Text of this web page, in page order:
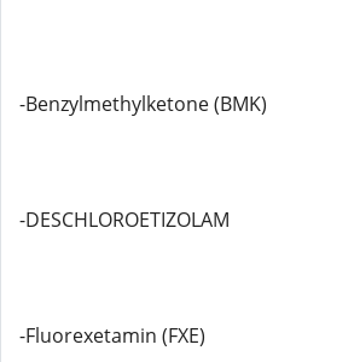
-Benzylmethylketone (BMK)
-DESCHLOROETIZOLAM
-Fluorexetamin (FXE)